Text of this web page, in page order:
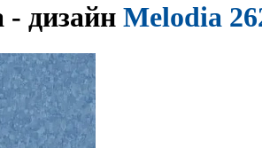
дизайн Melodia